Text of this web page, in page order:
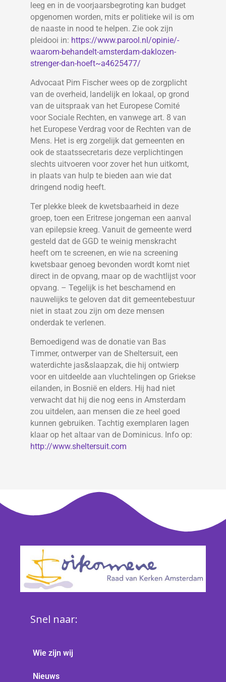
leeg en in de voorjaarsbegroting kan budget
opgenomen worden, mits er politieke wil is om
de naaste in nood te helpen. Zie ook zijn
pleidooi in: https://www.parool.nl/opinie/-
waarom-behandelt-amsterdam-daklozen-
strenger-dan-hoeft~a4625477/
Advocaat Pim Fischer wees op de zorgplicht
van de overheid, landelijk en lokaal, op grond
van de uitspraak van het Europese Comité
voor Sociale Rechten, en vanwege art. 8 van
het Europese Verdrag voor de Rechten van de
Mens. Het is erg zorgelijk dat gemeenten en
ook de staatssecretaris deze verplichtingen
slechts uitvoeren voor zover het hun uitkomt,
in plaats van hulp te bieden aan wie dat
dringend nodig heeft.
Ter plekke bleek de kwetsbaarheid in deze
groep, toen een Eritrese jongeman een aanval
van epilepsie kreeg. Vanuit de gemeente werd
gesteld dat de GGD te weinig menskracht
heeft om te screenen, en wie na screening
kwetsbaar genoeg bevonden wordt komt niet
direct in de opvang, maar op de wachtlijst voor
opvang. – Tegelijk is het beschamend en
nauwelijks te geloven dat dit gemeentebestuur
niet in staat zou zijn om deze mensen
onderdak te verlenen.
Bemoedigend was de donatie van Bas
Timmer, ontwerper van de Sheltersuit, een
waterdichte jas&slaapzak, die hij ontwierp
voor en uitdeelde aan vluchtelingen op Griekse
eilanden, in Bosnië en elders. Hij had niet
verwacht dat hij die nog eens in Amsterdam
zou uitdelen, aan mensen die ze heel goed
kunnen gebruiken. Tachtig exemplaren lagen
klaar op het altaar van de Dominicus. Info op:
http://www.sheltersuit.com
Snel naar:
Wie zijn wij
Nieuws